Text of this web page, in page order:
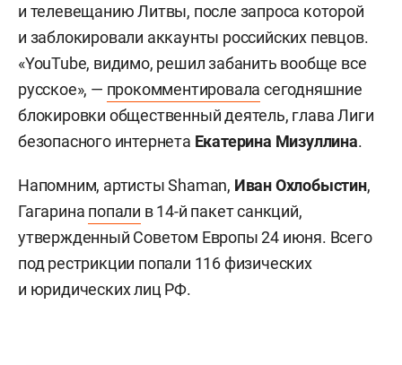
и телевещанию Литвы, после запроса которой
и заблокировали аккаунты российских певцов.
«YouTube, видимо, решил забанить вообще все
русское», — прокомментировала сегодняшние
блокировки общественный деятель, глава Лиги
безопасного интернета Екатерина Мизуллина.
Напомним, артисты Shaman, Иван Охлобыстин,
Гагарина попали в 14-й пакет санкций,
утвержденный Советом Европы 24 июня. Всего
под рестрикции попали 116 физических
и юридических лиц РФ.